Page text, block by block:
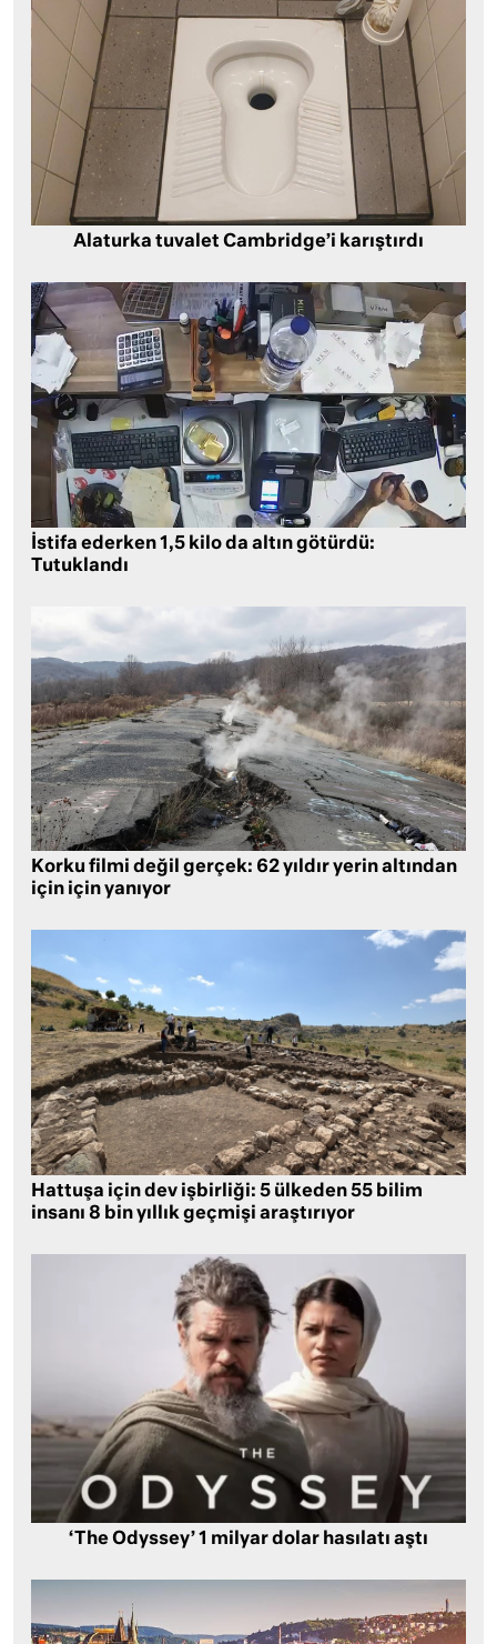
Alaturka tuvalet Cambridge’i karıştırdı
İstifa ederken 1,5 kilo da altın götürdü:
Tutuklandı
Korku filmi değil gerçek: 62 yıldır yerin altından
için için yanıyor
Hattuşa için dev işbirliği: 5 ülkeden 55 bilim
insanı 8 bin yıllık geçmişi araştırıyor
‘The Odyssey’ 1 milyar dolar hasılatı aştı